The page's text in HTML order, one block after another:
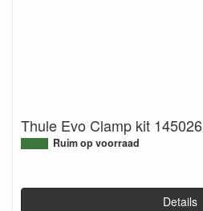
Thule Evo Clamp kit 145026
Ruim op voorraad
Details